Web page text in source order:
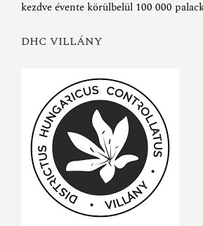
kezdve évente körülbelül 100 000
DHC VILLÁNY